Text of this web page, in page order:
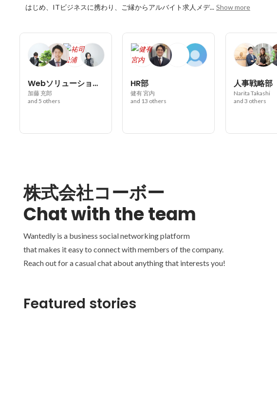
はじめ、ITビジネスに携わり、ご縁からアルバイト求人メデ... Show more
Webソリューション部
加藤 充郎
and 5 others
HR部
健有 宮内
and 13 others
人事戦略部
Narita Takashi
and 3 others
株式会社コーボー
Chat with the team
Wantedly is a business social networking platform
that makes it easy to connect with members of the company.
Reach out for a casual chat about anything that interests you!
Featured stories